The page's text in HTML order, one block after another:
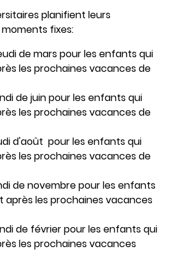
planifient leurs
fixes:
de mars pour les enfants qui
les prochaines vacances de
de juin pour les enfants qui
les prochaines vacances de
d'août pour les enfants qui
les prochaines vacances de
de novembre pour les enfants
après les prochaines vacances
de février pour les enfants qui
les prochaines vacances